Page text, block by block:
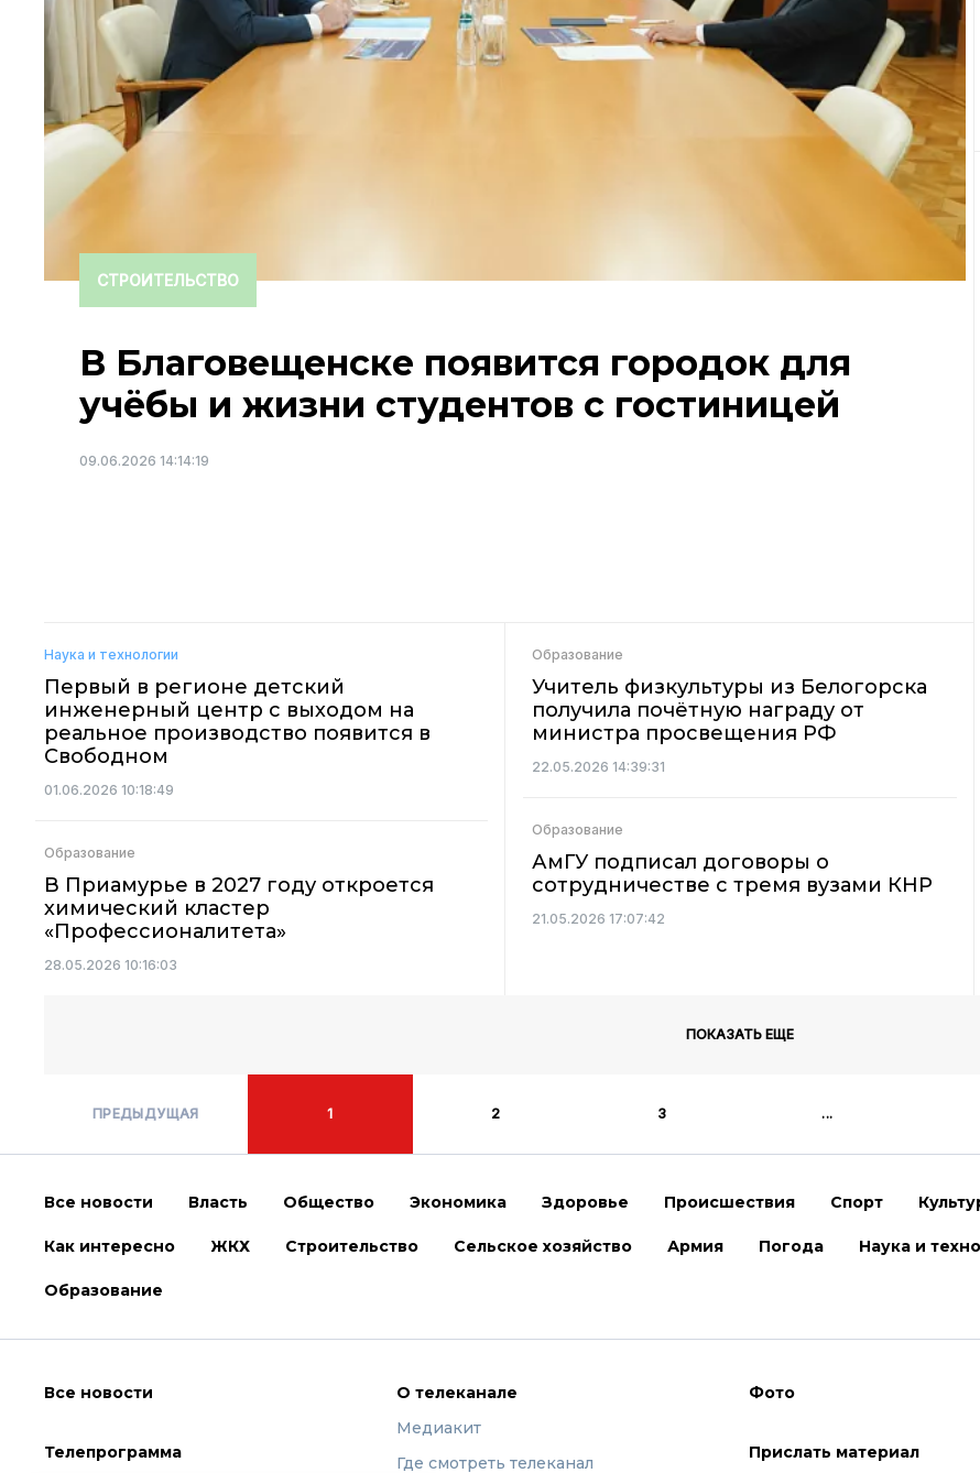
СТРОИТЕЛЬСТВО
В Благовещенске появится городок для
учёбы и жизни студентов с гостиницей
09.06.2026 14:14:19
Наука и технологии
Первый в регионе детский
инженерный центр с выходом на
реальное производство появится в
Свободном
01.06.2026 10:18:49
Образование
В Приамурье в 2027 году откроется
химический кластер
«Профессионалитета»
28.05.2026 10:16:03
Образование
Учитель физкультуры из Белогорска
получила почётную награду от
министра просвещения РФ
22.05.2026 14:39:31
Образование
АмГУ подписал договоры о
сотрудничестве с тремя вузами КНР
21.05.2026 17:07:42
ПОКАЗАТЬ ЕЩЕ
ПРЕДЫДУЩАЯ 1 2 3 ...
Все новости Власть Общество Экономика Здоровье Происшествия Спорт
Как интересно ЖКХ Строительство Сельское хозяйство Армия Погода Наука и
Образование
Все новости
Телепрограмма
О телеканале
Медиакит
Где смотреть телеканал
Фото
Прислать материал